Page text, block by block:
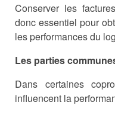
Conserver les
donc essentiel pour
les performances du
Les parties
Dans certaines
influencent la